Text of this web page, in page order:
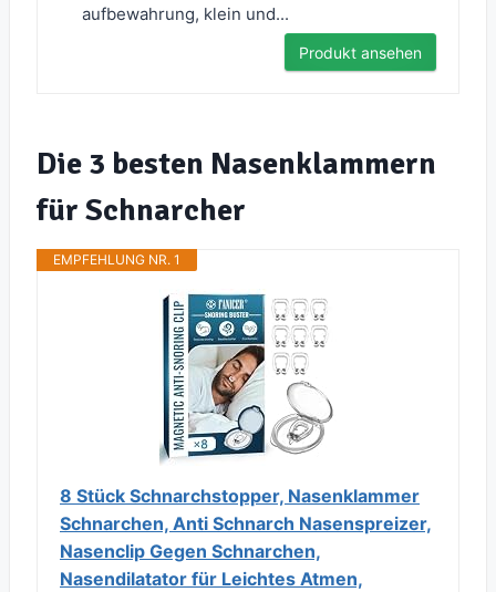
aufbewahrung, klein und...
Produkt ansehen
Die 3 besten Nasenklammern
für Schnarcher
EMPFEHLUNG NR. 1
8 Stück Schnarchstopper, Nasenklammer
Schnarchen, Anti Schnarch Nasenspreizer,
Nasenclip Gegen Schnarchen,
Nasendilatator für Leichtes Atmen,